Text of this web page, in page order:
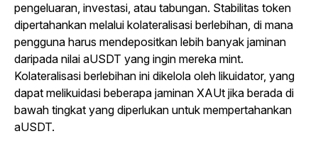
pengeluaran, investasi, atau tabungan. Stabilitas token
dipertahankan melalui kolateralisasi berlebihan, di mana
pengguna harus mendepositkan lebih banyak jaminan
daripada nilai aUSDT yang ingin mereka mint.
Kolateralisasi berlebihan ini dikelola oleh likuidator, yang
dapat melikuidasi beberapa jaminan XAUt jika berada di
bawah tingkat yang diperlukan untuk mempertahankan
aUSDT.